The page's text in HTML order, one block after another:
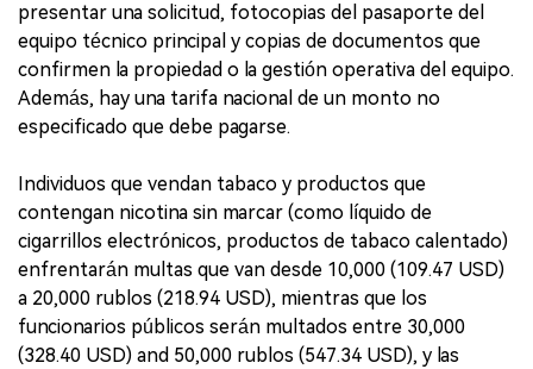
presentar una solicitud, fotocopias del pasaporte del
equipo técnico principal y copias de documentos que
confirmen la propiedad o la gestión operativa del equipo.
Además, hay una tarifa nacional de un monto no
especificado que debe pagarse.
Individuos que vendan tabaco y productos que
contengan nicotina sin marcar (como líquido de
cigarrillos electrónicos, productos de tabaco calentado)
enfrentarán multas que van desde 10,000 (109.47 USD)
a 20,000 rublos (218.94 USD), mientras que los
funcionarios públicos serán multados entre 30,000
(328.40 USD) and 50,000 rublos (547.34 USD), y las